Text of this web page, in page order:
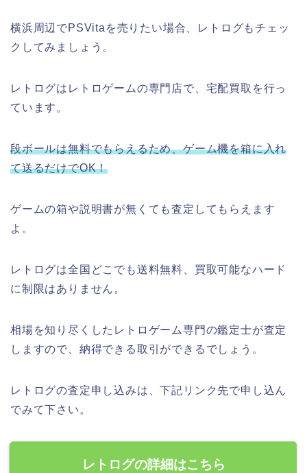
横浜周辺でPSVitaを売りたい場合、レトログもチェッ
クしてみましょう。
レトログはレトロゲームの専門店で、宅配買取を行っ
ています。
段ボールは無料でもらえるため、ゲーム機を箱に入れ
て送るだけでOK！
ゲームの箱や説明書が無くても査定してもらえます
よ。
レトログは全国どこでも送料無料、買取可能なハード
に制限はありません。
相場を知り尽くしたレトロゲーム専門の鑑定士が査定
しますので、納得できる取引ができるでしょう。
レトログの査定申し込みは、下記リンク先で申し込ん
でみて下さい。
レトログの詳細はこちら